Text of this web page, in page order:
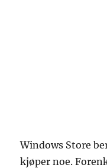
Windows Store
kjøper noe.